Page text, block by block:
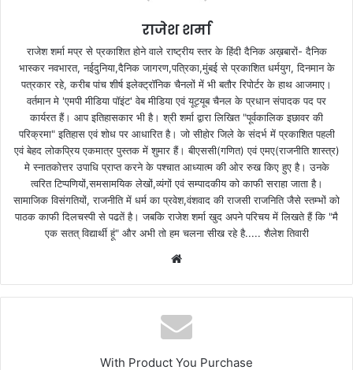
राजेश शर्मा
राजेश शर्मा मप्र से प्रकाशित होने वाले राष्ट्रीय स्तर के हिंदी दैनिक अख़बारों- दैनिक
भास्कर नवभारत, नईदुनिया,दैनिक जागरण,पत्रिका,मुंबई से प्रकाशित धर्मयुग, दिनमान के
पत्रकार रहे, करीब पांच शीर्ष इलेक्ट्रॉनिक चैनलों में भी बतौर रिपोर्टर के हाथ आजमाए।
वर्तमान मे 'एमपी मीडिया पॉइंट' वेब मीडिया एवं यूट्यूब चैनल के प्रधान संपादक पद पर
कार्यरत हैं। आप इतिहासकार भी है। श्री शर्मा द्वारा लिखित "पूर्वकालिक इछावर की
परिक्रमा" इतिहास एवं शोध पर आधारित है। जो सीहोर जिले के संदर्भ में प्रकाशित पहली
एवं बेहद लोकप्रिय एकमात्र पुस्तक में शुमार हैं। बीएससी(गणित) एवं एमए(राजनीति शास्त्र)
मे स्नातकोत्तर उपाधि प्राप्त करने के पश्चात आध्यात्म की ओर रुख किए हुए है। उनके
त्वरित टिप्पणियों,समसामयिक लेखों,व्यंगों एवं सम्पादकीय को काफी सराहा जाता है।
सामाजिक विसंगतियों, राजनीति में धर्म का प्रवेश,वंशवाद की राजसी राजनिति जैसे स्तम्भों को
पाठक काफी दिलचस्पी से पढतें है। जबकि राजेश शर्मा खुद अपने परिचय में लिखते हैं कि "मै
एक सतत् विद्यार्थी हूं" और अभी तो हम चलना सीख रहे है..... शैलेश तिवारी
b
s
i
With Product You Purchase